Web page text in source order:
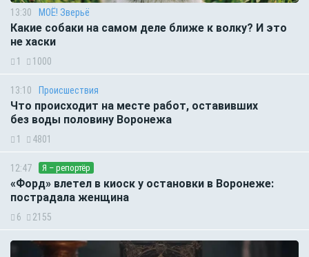
13:30 МОЁ! Зверьё
Какие собаки на самом деле ближе к волку? И это
не хаски
1 1000
13:10 Происшествия
Что происходит на месте работ, оставивших
без воды половину Воронежа
1 4801
12:47 Я – репортёр
«Форд» влетел в киоск у остановки в Воронеже:
пострадала женщина
6 2155